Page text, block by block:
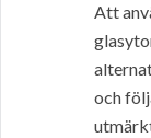
Att
och